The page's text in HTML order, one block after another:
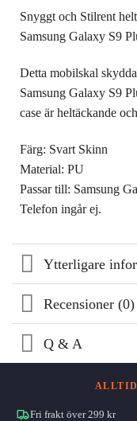
Snyggt och Stilrent
Samsung Galaxy S9
Detta mobilskal
Samsung Galaxy S9
case är heltäckande
Färg: Svart Skinn
Material: PU
Passar till: Samsung
Telefon ingår ej.
Ytterligare
Recensioner (0)
Q & A
Fri frakt över 299 kr